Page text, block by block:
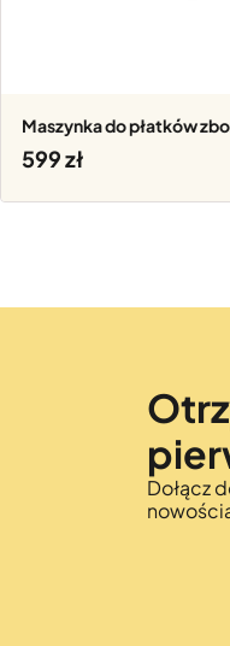
Maszynka do płatków
599
Dołącz